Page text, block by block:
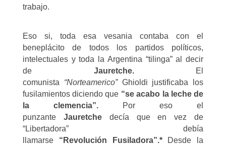
trabajo.
Eso si, toda esa vesania contaba con el
beneplácito de todos los partidos políticos,
intelectuales y toda la Argentina “tilinga” al decir
de Jauretche.El
comunista “Norteamerico”Ghioldi justificaba los
fusilamientos diciendo que “se acabo la leche de
la clemencia”.Por eso el
punzante Jauretche decía que en vez de
“Libertadora” debía
llamarse “Revolución Fusiladora”.*Desde la